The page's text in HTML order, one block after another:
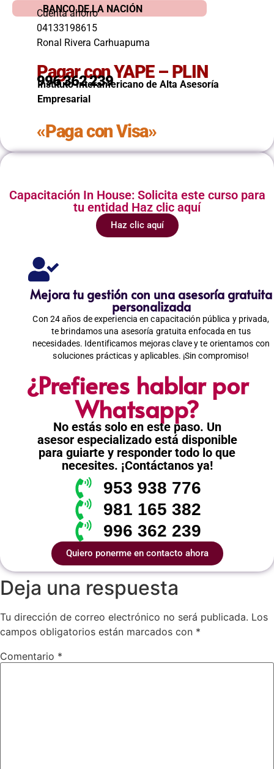
BANCO DE LA NACIÓN
Cuenta ahorro
04133198615
Ronal Rivera Carhuapuma
Pagar con YAPE – PLIN
996 362 239
Instituto Interamericano de Alta Asesoría
Empresarial
«Paga con Visa»
Capacitación In House: Solicita este curso para
tu entidad Haz clic aquí
Haz clic aquí
Mejora tu gestión con una asesoría gratuita
personalizada
Con 24 años de experiencia en capacitación pública y privada,
te brindamos una asesoría gratuita enfocada en tus
necesidades. Identificamos mejoras clave y te orientamos con
soluciones prácticas y aplicables. ¡Sin compromiso!
¿Prefieres hablar por
Whatsapp?
No estás solo en este paso. Un
asesor especializado está disponible
para guiarte y responder todo lo que
necesites. ¡Contáctanos ya!
953 938 776
981 165 382
996 362 239
Quiero ponerme en contacto ahora
Deja una respuesta
Tu dirección de correo electrónico no será publicada. Los
campos obligatorios están marcados con *
Comentario *